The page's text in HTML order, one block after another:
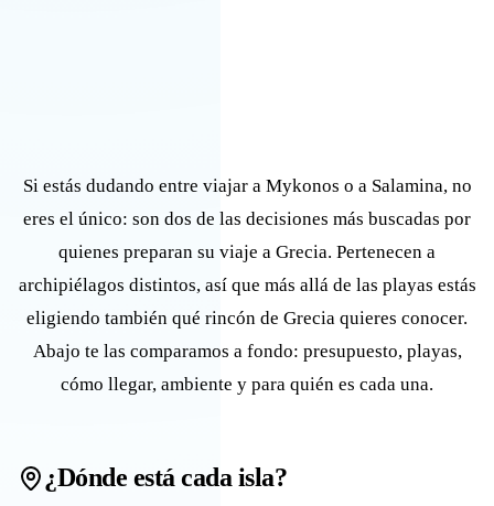
Si estás dudando entre viajar a Mykonos o a Salamina, no
eres el único: son dos de las decisiones más buscadas por
quienes preparan su viaje a Grecia. Pertenecen a
archipiélagos distintos, así que más allá de las playas estás
eligiendo también qué rincón de Grecia quieres conocer.
Abajo te las comparamos a fondo: presupuesto, playas,
cómo llegar, ambiente y para quién es cada una.
¿Dónde está cada isla?